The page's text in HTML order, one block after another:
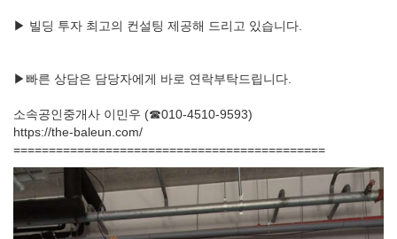
▶ 빌딩 투자 최고의 컨설팅 제공해 드리고 있습니다.
▶빠른 상담은 담당자에게 바로 연락부탁드립니다.
소속공인중개사 이민우 (☎010-4510-9593)
https://the-baleun.com/
============================================